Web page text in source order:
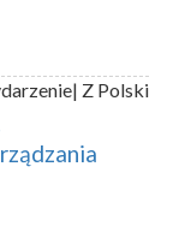
| Z Polski